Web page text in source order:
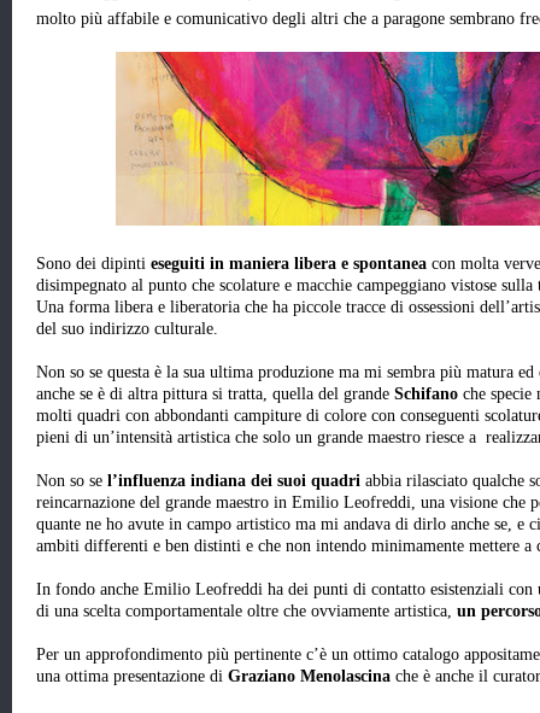
molto più affabile e comunicativo degli altri che a paragone sembrano
Sono dei dipinti eseguiti in maniera libera e spontanea con molta
disimpegnato al punto che scolature e macchie campeggiano vistose sulla
Una forma libera e liberatoria che ha piccole tracce di ossessioni
del suo indirizzo culturale.
Non so se questa è la sua ultima produzione ma mi sembra più matura
anche se è di altra pittura si tratta, quella del grande Schifano che specie
molti quadri con abbondanti campiture di colore con conseguenti
pieni di un’intensità artistica che solo un grande maestro riesce a
Non so se l’influenza indiana dei suoi quadri abbia rilasciato qualche
reincarnazione del grande maestro in Emilio Leofreddi, una visione che
quante ne ho avute in campo artistico ma mi andava di dirlo anche se, e
ambiti differenti e ben distinti e che non intendo minimamente mettere a
In fondo anche Emilio Leofreddi ha dei punti di contatto esistenziali
di una scelta comportamentale oltre che ovviamente artistica, un
Per un approfondimento più pertinente c’è un ottimo catalogo
una ottima presentazione di Graziano Menolascina che è anche il